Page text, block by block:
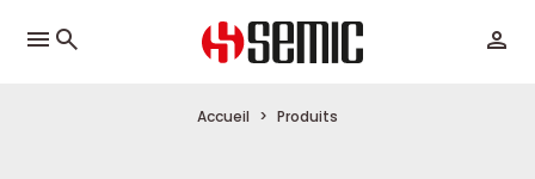
menu
Accueil Produits